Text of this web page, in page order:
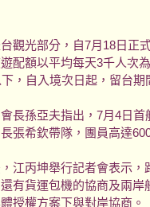
觀光部分，自7月18日正
配額以平均每天3千人次
，自入境次日起，留台期
長孫亞夫指出，7月4日
張希欽帶隊，團員高達
江丙坤舉行記者會表示
有貨運包機的協商及兩
授權方案下與對岸協商。